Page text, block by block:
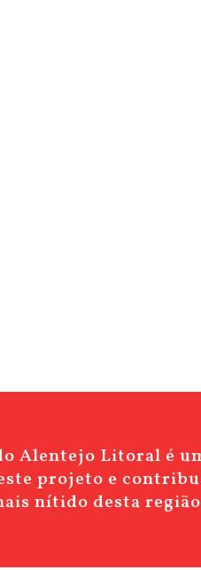
Alentejo Litoral é
projeto e
nítido desta